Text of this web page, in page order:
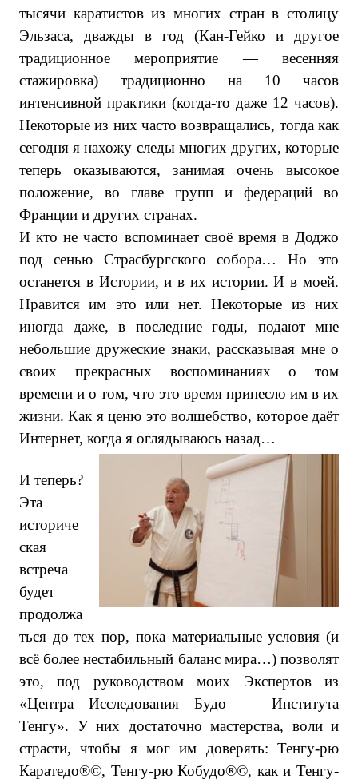
тысячи каратистов из многих стран в столицу
Эльзаса, дважды в год (Кан-Гейко и другое
традиционное мероприятие — весенняя
стажировка) традиционно на 10 часов
интенсивной практики (когда-то даже 12 часов).
Некоторые из них часто возвращались, тогда как
сегодня я нахожу следы многих других, которые
теперь оказываются, занимая очень высокое
положение, во главе групп и федераций во
Франции и других странах.
И кто не часто вспоминает своё время в Доджо
под сенью Страсбургского собора… Но это
останется в Истории, и в их истории. И в моей.
Нравится им это или нет. Некоторые из них
иногда даже, в последние годы, подают мне
небольшие дружеские знаки, рассказывая мне о
своих прекрасных воспоминаниях о том
времени и о том, что это время принесло им в их
жизни. Как я ценю это волшебство, которое даёт
Интернет, когда я оглядываюсь назад…
И теперь?
Эта
историче
ская
встреча
будет
продолжа
ться до тех пор, пока материальные условия (и
всё более нестабильный баланс мира…) позволят
это, под руководством моих Экспертов из
«Центра Исследования Будо — Института
Тенгу». У них достаточно мастерства, воли и
страсти, чтобы я мог им доверять: Тенгу-рю
Каратедо®©, Тенгу-рю Кобудо®©, как и Тенгу-